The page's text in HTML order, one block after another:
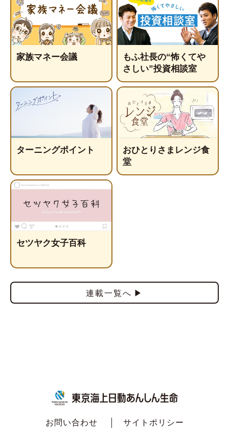
家族マネー会議
もふ社長の“怖くてや
さしい”投資相談室
ターニングポイント
おひとりさまレンジ食
堂
セツヤク女子百科
連載一覧へ
お問い合わせ サイトポリシー